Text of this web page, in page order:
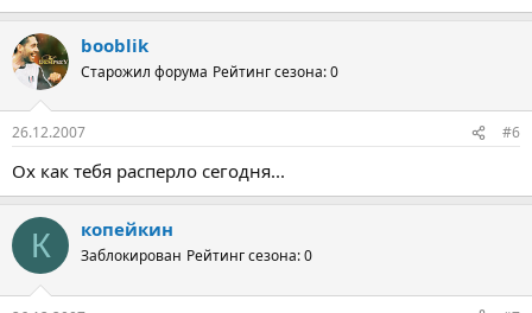
booblik
Старожил форума Рейтинг сезона: 0
26.12.2007 #6
Ох как тебя расперло сегодня...
К копейкин
Заблокирован Рейтинг сезона: 0